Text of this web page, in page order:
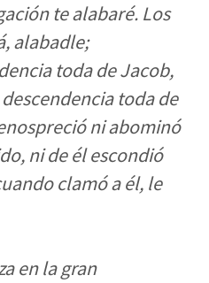
te alabaré. Los
alabadle;
toda de Jacob,
toda de
ni abominó
ni de él escondió
clamó a él, le
en la gran